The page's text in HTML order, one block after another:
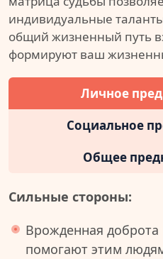
индивидуальные
общий жизненный путь
формируют ваш
Личное
Социальное
Общее
Сильные стороны:
Врожденная доброта
помогают этим